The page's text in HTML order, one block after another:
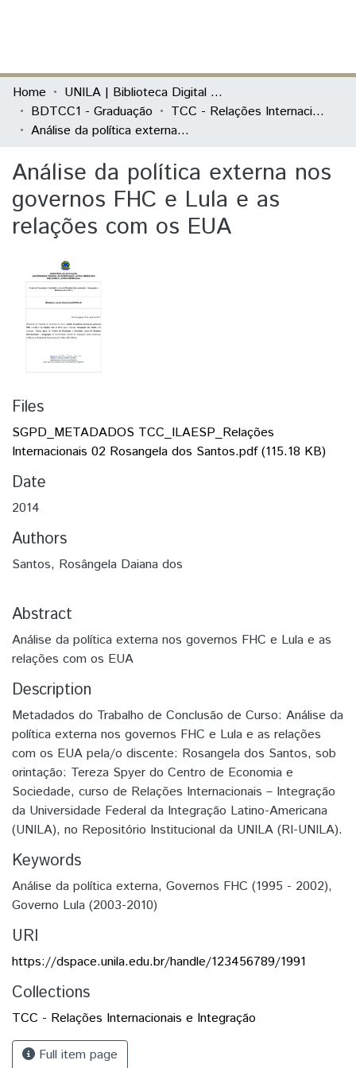
Communities & Collections
All of DSpace
Home
UNILA | Biblioteca Digital de Trabalhos de Conclusão de Curso
BDTCC1 - Graduação
TCC - Relações Internacionais e Integração
Análise da política externa nos governos FHC e Lula e as relações com os EUA
Análise da política externa nos
governos FHC e Lula e as
relações com os EUA
Files
SGPD_METADADOS TCC_ILAESP_Relações
Internacionais 02 Rosangela dos Santos.pdf(115.18 KB)
Date
2014
Authors
Santos, Rosângela Daiana dos
Abstract
Análise da política externa nos governos FHC e Lula e as
relações com os EUA
Description
Metadados do Trabalho de Conclusão de Curso: Análise da
política externa nos governos FHC e Lula e as relações
com os EUA pela/o discente: Rosangela dos Santos, sob
orintação: Tereza Spyer do Centro de Economia e
Sociedade, curso de Relações Internacionais – Integração
da Universidade Federal da Integração Latino-Americana
(UNILA), no Repositório Institucional da UNILA (RI-UNILA).
Keywords
Análise da política externa, Governos FHC (1995‎ - 2002),
Governo Lula (2003-2010)
URI
https://dspace.unila.edu.br/handle/123456789/1991
Collections
TCC - Relações Internacionais e Integração
Full item page